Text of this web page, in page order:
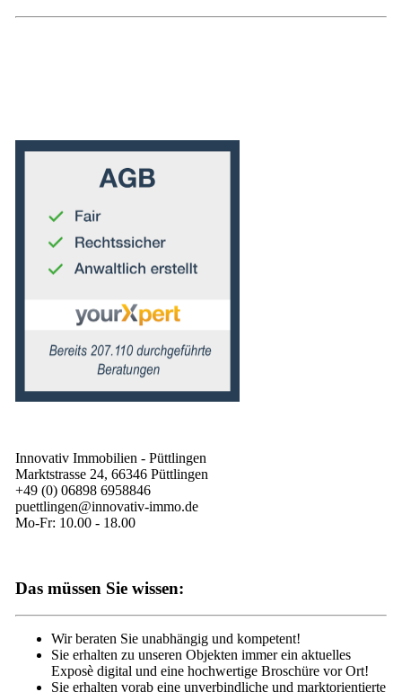
Innovativ Immobilien - Püttlingen
Marktstrasse 24, 66346 Püttlingen
+49 (0) 06898 6958846
puettlingen@innovativ-immo.de
Mo-Fr: 10.00 - 18.00
Das müssen Sie wissen:
Wir beraten Sie unabhängig und kompetent!
Sie erhalten zu unseren Objekten immer ein aktuelles
Exposè digital und eine hochwertige Broschüre vor Ort!
Sie erhalten vorab eine unverbindliche und marktorientierte